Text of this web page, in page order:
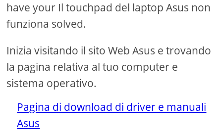
have your Il touchpad del laptop Asus non
funziona solved.
Inizia visitando il sito Web Asus e trovando
la pagina relativa al tuo computer e
sistema operativo.
Pagina di download di driver e manuali
Asus